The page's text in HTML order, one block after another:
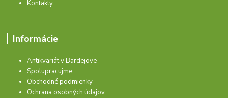
Kontakty
Informácie
Antikvariát v Bardejove
Spolupracujme
Obchodné podmienky
Ochrana osobných údajov